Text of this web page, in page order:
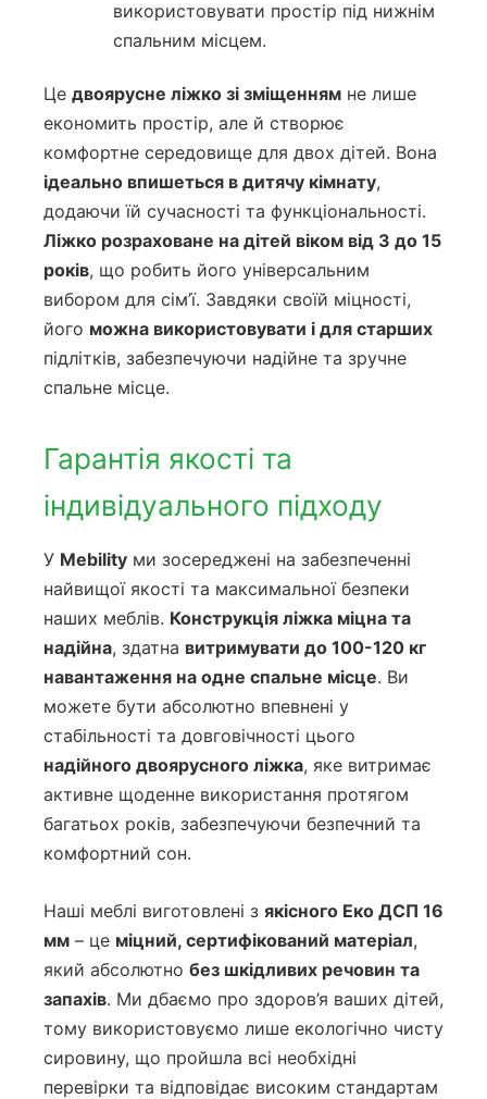
використовувати простір під нижнім
спальним місцем.
Це двоярусне ліжко зі зміщенням не лише
економить простір, але й створює
комфортне середовище для двох дітей. Вона
ідеально впишеться в дитячу кімнату,
додаючи їй сучасності та функціональності.
Ліжко розраховане на дітей віком від 3 до 15
років, що робить його універсальним
вибором для сім’ї. Завдяки своїй міцності,
його можна використовувати і для старших
підлітків, забезпечуючи надійне та зручне
спальне місце.
Гарантія якості та
індивідуального підходу
У Mebility ми зосереджені на забезпеченні
найвищої якості та максимальної безпеки
наших меблів. Конструкція ліжка міцна та
надійна, здатна витримувати до 100-120 кг
навантаження на одне спальне місце. Ви
можете бути абсолютно впевнені у
стабільності та довговічності цього
надійного двоярусного ліжка, яке витримає
активне щоденне використання протягом
багатьох років, забезпечуючи безпечний та
комфортний сон.
Наші меблі виготовлені з якісного Еко ДСП 16
мм – це міцний, сертифікований матеріал,
який абсолютно без шкідливих речовин та
запахів. Ми дбаємо про здоров’я ваших дітей,
тому використовуємо лише екологічно чисту
сировину, що пройшла всі необхідні
перевірки та відповідає високим стандартам